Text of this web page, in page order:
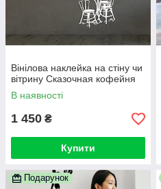
Вінілова наклейка на стіну чи
вітрину Сказочная кофейня
В наявності
1 450 ₴
Купити
Подарунок